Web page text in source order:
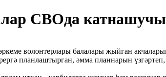
СВОда
волонтерлары балалары җыйган
планлаштырган, әмма планнарын